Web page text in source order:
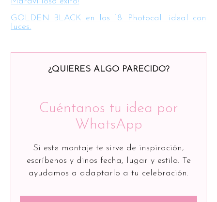
GOLDEN BLACK en los 18. Photocall ideal con
luces.
¿QUIERES ALGO PARECIDO?
Cuéntanos tu idea por
WhatsApp
Si este montaje te sirve de inspiración,
escríbenos y dinos fecha, lugar y estilo. Te
ayudamos a adaptarlo a tu celebración.